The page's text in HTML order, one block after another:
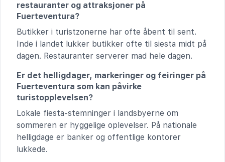
restauranter og attraksjoner på
Fuerteventura?
Butikker i turistzonerne har ofte åbent til sent.
Inde i landet lukker butikker ofte til siesta midt på
dagen. Restauranter serverer mad hele dagen.
Er det helligdager, markeringer og feiringer på
Fuerteventura som kan påvirke
turistopplevelsen?
Lokale fiesta-stemninger i landsbyerne om
sommeren er hyggelige oplevelser. På nationale
helligdage er banker og offentlige kontorer
lukkede.